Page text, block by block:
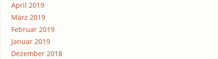
April 2019
März 2019
Februar 2019
Januar 2019
Dezember 2018